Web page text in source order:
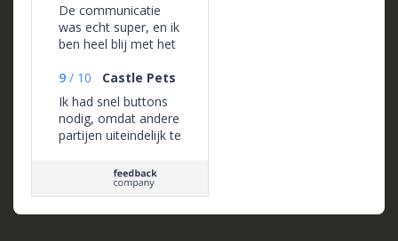
De communicatie
was echt super, en ik
ben heel blij met het
ziet er goed uit.
9 / 10
Castle Pets
Ik had snel buttons
nodig, omdat andere
partijen uiteindelijk te
snel konden leveren.
Libby heeft mij goed
geholpen en zelfs
voorrang gegeven